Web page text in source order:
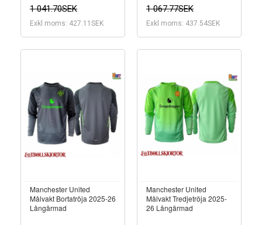
1 041.70SEK
Exkl moms: 427.11SEK
1 067.77SEK
Exkl moms: 437.54SEK
Manchester United
Målvakt Bortatröja 2025-26
Långärmad
Manchester United
Målvakt Tredjetröja 2025-
26 Långärmad